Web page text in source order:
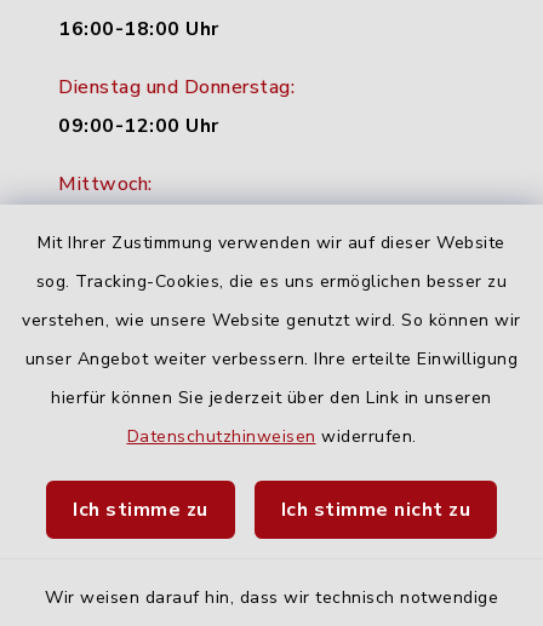
Mit Ihrer Zustimmung verwenden wir auf dieser Website
sog. Tracking-Cookies, die es uns ermöglichen besser zu
verstehen, wie unsere Website genutzt wird. So können wir
unser Angebot weiter verbessern. Ihre erteilte Einwilligung
hierfür können Sie jederzeit über den Link in unseren
Datenschutzhinweisen widerrufen.
Ich stimme zu Ich stimme nicht zu
Wir weisen darauf hin, dass wir technisch notwendige
16:00-18:00 Uhr
Dienstag und Donnerstag:
09:00-12:00 Uhr
Mittwoch:
Freitag:
geschlossen
Quicklinks
Fahrplanauskunft DING